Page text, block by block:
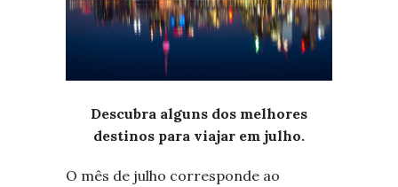
Descubra alguns dos melhores
destinos para viajar em julho.
O mês de julho corresponde ao